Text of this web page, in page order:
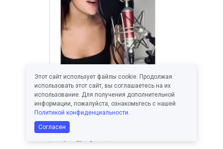
Этот сайт использует файлы cookie. Продолжая
использовать этот сайт, вы соглашаетесь на их
использование. Для получения дополнительной
информации, пожалуйста, ознакомьтесь с нашей
Политикой конфиденциальности.
Согласен